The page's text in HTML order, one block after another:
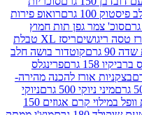
רואופ פירות
גפן תות חמוץ
ריסז XL טבלת
קוטדור בושה חלב
פרינגלס
להכנה מהירה-
גרם
ניוקי
גליליות וופל במילוי קרם אגוזים 150